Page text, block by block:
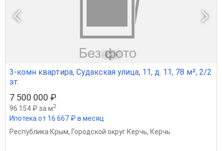
1 из 1
3-комн квартира, Судакская улица, 11, д. 11, 78 м², 2/2
эт.
7 500 000 ₽
96 154 ₽ за м2
Ипотека от 16 667 ₽ в месяц
Республика Крым, Городской округ Керчь, Керчь